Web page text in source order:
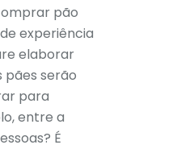
pão
experiência
elaborar
pães serão
para
entre a
É